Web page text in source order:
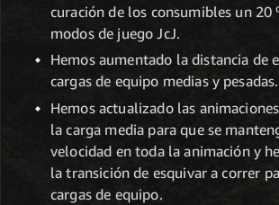
curación de los consumibles un 20
modos de juego JcJ.
Hemos aumentado la distancia de
cargas de equipo medias y pesadas.
Hemos actualizado las
la carga media para que se
velocidad en toda la animación y
la transición de esquivar a correr
cargas de equipo.